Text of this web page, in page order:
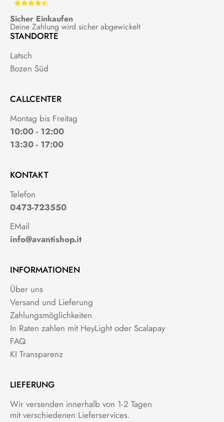
Sicher Einkaufen
Deine Zahlung wird sicher abgewickelt
STANDORTE
Latsch
Bozen Süd
CALLCENTER
Montag bis Freitag
10:00 - 12:00
13:30 - 17:00
KONTAKT
Telefon
0473-723550
EMail
info@avantishop.it
INFORMATIONEN
Über uns
Versand und Lieferung
Zahlungsmöglichkeiten
In Raten zahlen mit HeyLight oder Scalapay
FAQ
KI Transparenz
LIEFERUNG
Wir versenden innerhalb von 1-2 Tagen
mit verschiedenen Lieferservices.